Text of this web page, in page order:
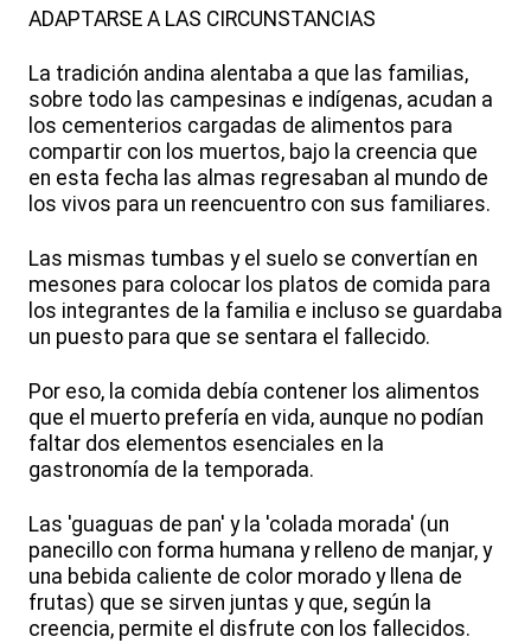
ADAPTARSE A LAS CIRCUNSTANCIAS
La tradición andina alentaba a que las familias,
sobre todo las campesinas e indígenas, acudan a
los cementerios cargadas de alimentos para
compartir con los muertos, bajo la creencia que
en esta fecha las almas regresaban al mundo de
los vivos para un reencuentro con sus familiares.
Las mismas tumbas y el suelo se convertían en
mesones para colocar los platos de comida para
los integrantes de la familia e incluso se guardaba
un puesto para que se sentara el fallecido.
Por eso, la comida debía contener los alimentos
que el muerto prefería en vida, aunque no podían
faltar dos elementos esenciales en la
gastronomía de la temporada.
Las 'guaguas de pan' y la 'colada morada' (un
panecillo con forma humana y relleno de manjar, y
una bebida caliente de color morado y llena de
frutas) que se sirven juntas y que, según la
creencia, permite el disfrute con los fallecidos.